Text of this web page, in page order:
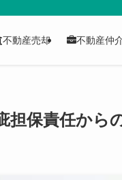
不動産売却 不動産仲
担保責任から